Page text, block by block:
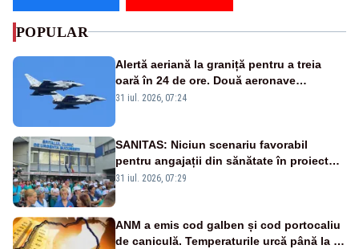
POPULAR
Alertă aeriană la graniță pentru a treia
oară în 24 de ore. Două aeronave
Eurofighter britanice au fost ridicate de la
31 iul. 2026, 07:24
SANITAS: Niciun scenariu favorabil
pentru angajații din sănătate în proiectul
Legii salarizării
31 iul. 2026, 07:29
ANM a emis cod galben și cod portocaliu
de caniculă. Temperaturile urcă până la 38